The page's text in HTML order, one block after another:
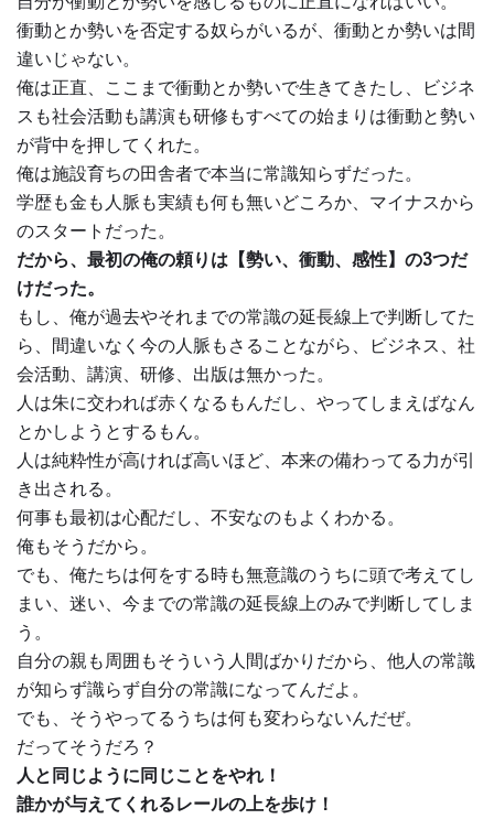
衝動とか勢いを否定する奴らがいるが、衝動とか勢いは間
違いじゃない。
俺は正直、ここまで衝動とか勢いで生きてきたし、ビジネ
スも社会活動も講演も研修もすべての始まりは衝動と勢い
が背中を押してくれた。
俺は施設育ちの田舎者で本当に常識知らずだった。
学歴も金も人脈も実績も何も無いどころか、マイナスから
のスタートだった。
だから、最初の俺の頼りは【勢い、衝動、感性】の3つだ
けだった。
もし、俺が過去やそれまでの常識の延長線上で判断してた
ら、間違いなく今の人脈もさることながら、ビジネス、社
会活動、講演、研修、出版は無かった。
人は朱に交われば赤くなるもんだし、やってしまえばなん
とかしようとするもん。
人は純粋性が高ければ高いほど、本来の備わってる力が引
き出される。
何事も最初は心配だし、不安なのもよくわかる。
俺もそうだから。
でも、俺たちは何をする時も無意識のうちに頭で考えてし
まい、迷い、今までの常識の延長線上のみで判断してしま
う。
自分の親も周囲もそういう人間ばかりだから、他人の常識
が知らず識らず自分の常識になってんだよ。
でも、そうやってるうちは何も変わらないんだぜ。
だってそうだろ？
人と同じように同じことをやれ！
誰かが与えてくれるレールの上を歩け！